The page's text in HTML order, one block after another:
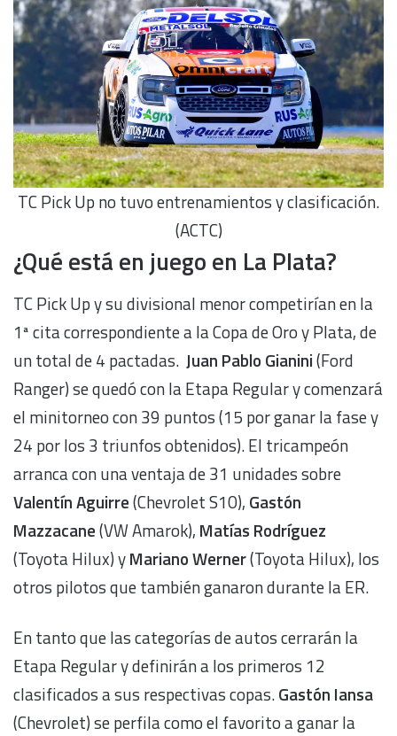
TC Pick Up no tuvo entrenamientos y clasificación.
(ACTC)
¿Qué está en juego en La Plata?
TC Pick Up y su divisional menor competirían en la
1ª cita correspondiente a la Copa de Oro y Plata, de
un total de 4 pactadas. Juan Pablo Gianini(Ford
Ranger) se quedó con la Etapa Regular y comenzará
el minitorneo con 39 puntos (15 por ganar la fase y
24 por los 3 triunfos obtenidos). El tricampeón
arranca con una ventaja de 31 unidades sobre
Valentín Aguirre(Chevrolet S10), Gastón
Mazzacane(VW Amarok), Matías Rodríguez
(Toyota Hilux) yMariano Werner(Toyota Hilux), los
otros pilotos que también ganaron durante la ER.
En tanto que las categorías de autos cerrarán la
Etapa Regular y definirán a los primeros 12
clasificados a sus respectivas copas.Gastón Iansa
(Chevrolet) se perfila como el favorito a ganar la